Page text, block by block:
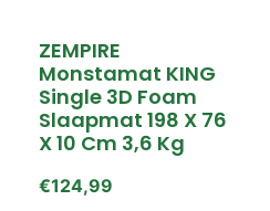
ZEMPIRE
Monstamat KING
Single 3D Foam
Slaapmat 198 X 76
X 10 Cm 3,6 Kg
€124,99